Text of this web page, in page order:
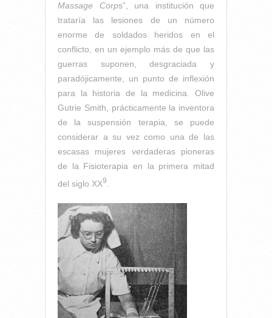
Massage Corps”, una institución que
trataría las lesiones de un número
enorme de soldados heridos en el
conflicto, en un ejemplo más de que las
guerras suponen, desgraciada y
paradójicamente, un punto de inflexión
para la historia de la medicina. Olive
Gutrie Smith, prácticamente la inventora
de la suspensión terapia, se puede
considerar a su vez como una de las
escasas mujeres verdaderas pioneras
de la Fisioterapia en la primera mitad
del siglo XX9